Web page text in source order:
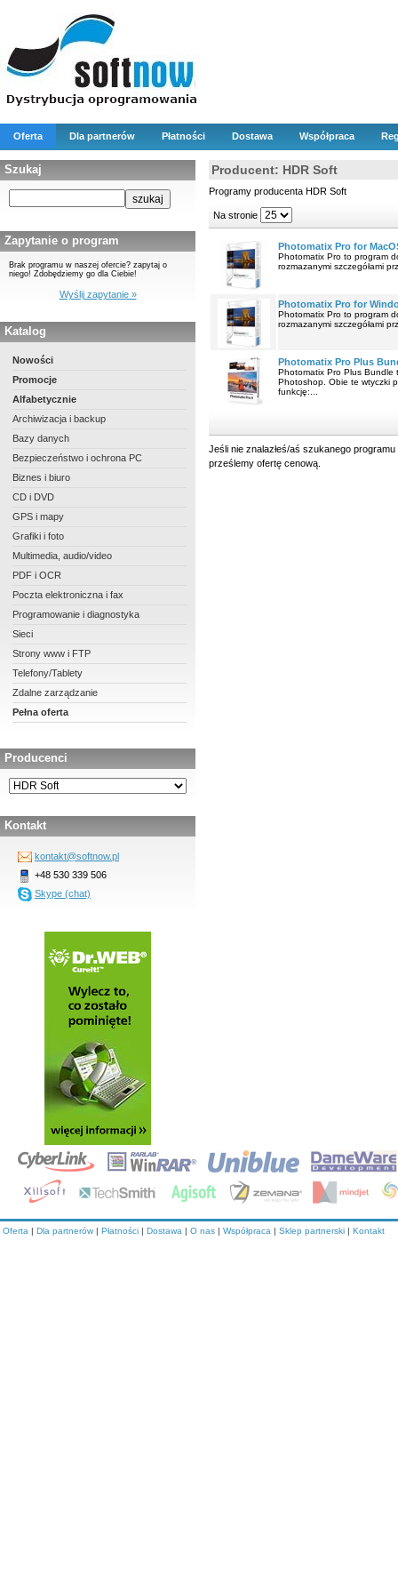
Oferta Dla partnerów Płatności Dostawa Współpraca
Szukaj
Zapytanie o program
Brak programu w naszej ofercie? zapytaj o
niego! Zdobędziemy go dla Ciebie!
Wyślij zapytanie »
Katalog
Nowości
Promocje
Alfabetycznie
Archiwizacja i backup
Bazy danych
Bezpieczeństwo i ochrona PC
Biznes i biuro
CD i DVD
GPS i mapy
Grafiki i foto
Multimedia, audio/video
PDF i OCR
Poczta elektroniczna i fax
Programowanie i diagnostyka
Sieci
Strony www i FTP
Telefony/Tablety
Zdalne zarządzanie
Pełna oferta
Producenci
Kontakt
kontakt@softnow.pl
+48 530 339 506
Skype (chat)
Producent: HDR Soft
Programy producenta HDR Soft
Na stronie
Photomatix Pro for
Photomatix Pro to program
rozmazanymi szczegółami
Photomatix Pro for
Photomatix Pro to program
rozmazanymi szczegółami
Photomatix Pro Plus
Photomatix Pro Plus Bundle
Photoshop. Obie te wtyczki
funkcję:...
Jeśli nie znalazłeś/aś szukanego
prześlemy ofertę cenową.
Oferta | Dla partnerów | Płatności | Dostawa | O nas | Współpraca | Sklep partnerski | Kontakt